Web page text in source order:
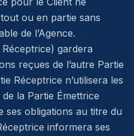
ou en partie sans
de l’Agence.
gardera
reçues de l’autre Partie
Réceptrice n’utilisera les
la Partie Émettrice
ses obligations au titre du
informera ses